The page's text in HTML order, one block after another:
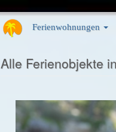
Ferienwohnungen
Alle Ferienobjekte